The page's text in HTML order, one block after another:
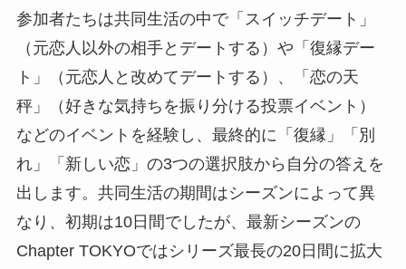
参加者たちは共同生活の中で「スイッチデート」
（元恋人以外の相手とデートする）や「復縁デー
ト」（元恋人と改めてデートする）、「恋の天
秤」（好きな気持ちを振り分ける投票イベント）
などのイベントを経験し、最終的に「復縁」「別
れ」「新しい恋」の3つの選択肢から自分の答えを
出します。共同生活の期間はシーズンによって異
なり、初期は10日間でしたが、最新シーズンの
Chapter TOKYOではシリーズ最長の20日間に拡大